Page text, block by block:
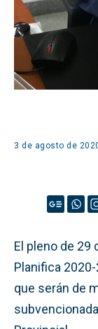
3 de agosto de
El pleno de 29
Planifica
que serán de